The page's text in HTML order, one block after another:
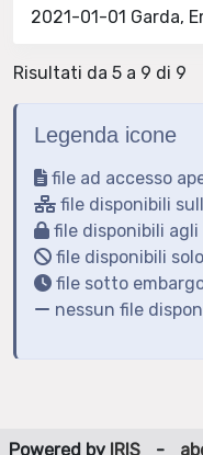
2021-01-01 Garda,
Risultati da 5 a 9 di 9
Legenda icone
file ad accesso
file disponibili
file disponibili
file disponibili
file sotto
nessun file
Powered by IRIS -